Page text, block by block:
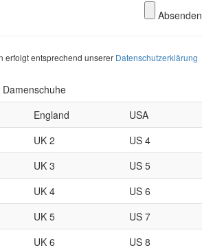
Absenden
erfolgt entsprechend unserer Datenschutzerklärung
England
USA
UK 2
US 4
UK 3
US 5
UK 4
US 6
UK 5
US 7
UK 6
US 8